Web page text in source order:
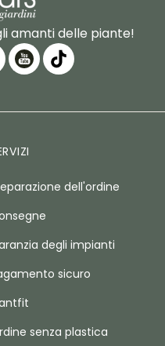
amanti delle piante!
dell'ordine
degli impianti
sicuro
senza plastica